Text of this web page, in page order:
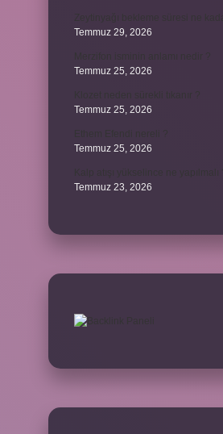
Temmuz 29, 2026
Temmuz 25, 2026
Temmuz 25, 2026
Temmuz 25, 2026
Temmuz 23, 2026